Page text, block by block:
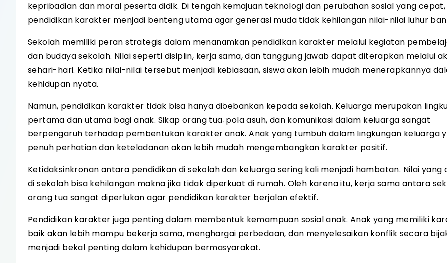
kepribadian dan moral peserta didik. Di tengah kemajuan teknologi dan perubahan sosial yang cepat,
pendidikan karakter menjadi benteng utama agar generasi muda tidak kehilangan nilai-nilai luhur
Sekolah memiliki peran strategis dalam menanamkan pendidikan karakter melalui kegiatan
dan budaya sekolah. Nilai seperti disiplin, kerja sama, dan tanggung jawab dapat diterapkan melalui
sehari-hari. Ketika nilai-nilai tersebut menjadi kebiasaan, siswa akan lebih mudah menerapkannya
kehidupan nyata.
Namun, pendidikan karakter tidak bisa hanya dibebankan kepada sekolah. Keluarga merupakan
pertama dan utama bagi anak. Sikap orang tua, pola asuh, dan komunikasi dalam keluarga sangat
berpengaruh terhadap pembentukan karakter anak. Anak yang tumbuh dalam lingkungan keluarga
penuh perhatian dan keteladanan akan lebih mudah mengembangkan karakter positif.
Ketidaksinkronan antara pendidikan di sekolah dan keluarga sering kali menjadi hambatan. Nilai yang
di sekolah bisa kehilangan makna jika tidak diperkuat di rumah. Oleh karena itu, kerja sama antara
orang tua sangat diperlukan agar pendidikan karakter berjalan efektif.
Pendidikan karakter juga penting dalam membentuk kemampuan sosial anak. Anak yang memiliki
baik akan lebih mampu bekerja sama, menghargai perbedaan, dan menyelesaikan konflik secara
menjadi bekal penting dalam kehidupan bermasyarakat.